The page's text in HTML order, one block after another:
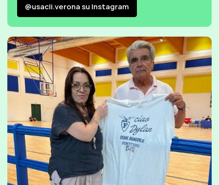
@usacli.verona su Instagram
@usacli.verona su Instagram